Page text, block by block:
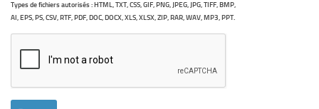
Types de fichiers autorisés : HTML, TXT, CSS, GIF, PNG, JPEG, JPG, TIFF, BMP,
AI, EPS, PS, CSV, RTF, PDF, DOC, DOCX, XLS, XLSX, ZIP, RAR, WAV, MP3, PPT.